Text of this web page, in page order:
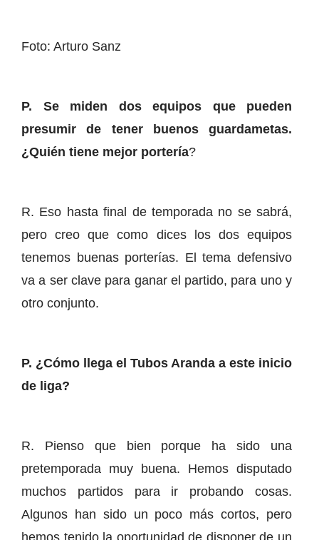
Foto: Arturo Sanz
P. Se miden dos equipos que pueden
presumir de tener buenos guardametas.
¿Quién tiene mejor portería?
R. Eso hasta final de temporada no se sabrá,
pero creo que como dices los dos equipos
tenemos buenas porterías. El tema defensivo
va a ser clave para ganar el partido, para uno y
otro conjunto.
P. ¿Cómo llega el Tubos Aranda a este inicio
de liga?
R. Pienso que bien porque ha sido una
pretemporada muy buena. Hemos disputado
muchos partidos para ir probando cosas.
Algunos han sido un poco más cortos, pero
hemos tenido la oportunidad de disponer de un